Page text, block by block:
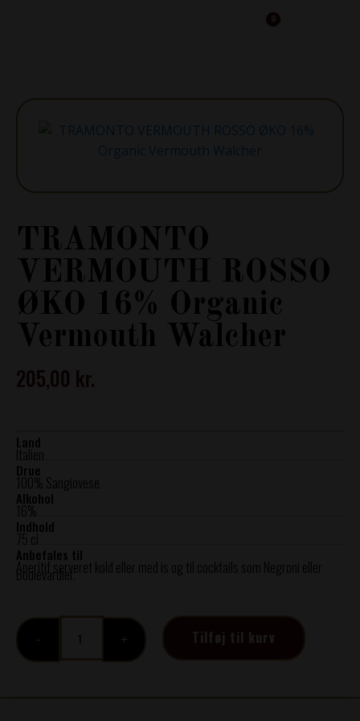
TRAMONTO
VERMOUTH ROSSO
ØKO 16% Organic
Vermouth Walcher
205,00 kr.
Land
Italien
Drue
100% Sangiovese
Alkohol
16%
Indhold
75 cl
Anbefales til
Aperitif serveret kold eller med is og til cocktails som Negroni eller
Boulevardier.
VERMOUTH
Tilføj til kurv